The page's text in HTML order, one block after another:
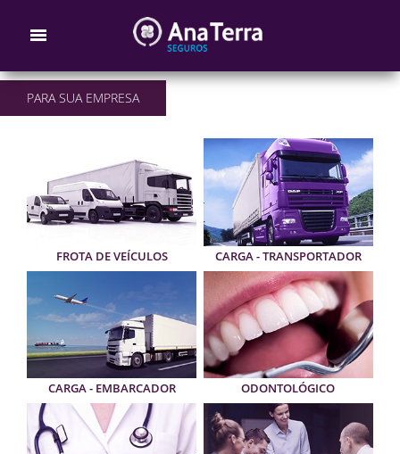
PARA SUA EMPRESA
FROTA DE VEÍCULOS CARGA - TRANSPORTADOR
CARGA - EMBARCADOR ODONTOLÓGICO